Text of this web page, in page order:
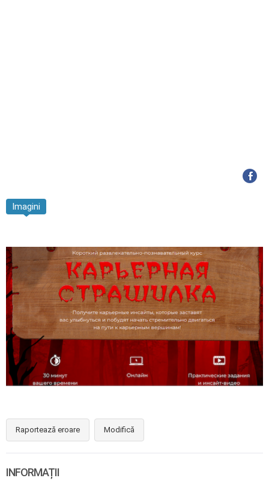
Imagini
Raportează eroare Modifică
INFORMAȚII